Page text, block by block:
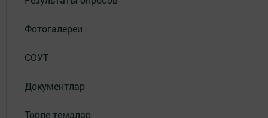
Фотогалереи
СОУТ
Документлар
Төрле темалар